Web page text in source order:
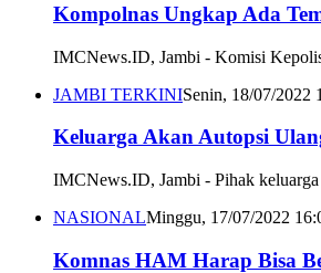
Kompolnas Ungkap Ada
IMCNews.ID, Jambi - Komisi
JAMBI TERKINISenin, 18/07/2022
Keluarga Akan Autopsi
IMCNews.ID, Jambi - Pihak
NASIONALMinggu, 17/07/2022
Komnas HAM Harap Bisa